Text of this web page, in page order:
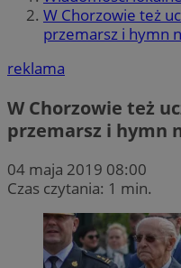
W Chorzowie też
przemarsz i hymn
reklama
W Chorzowie też
przemarsz i hymn
04 maja 2019 08:00
Czas czytania: 1 min.